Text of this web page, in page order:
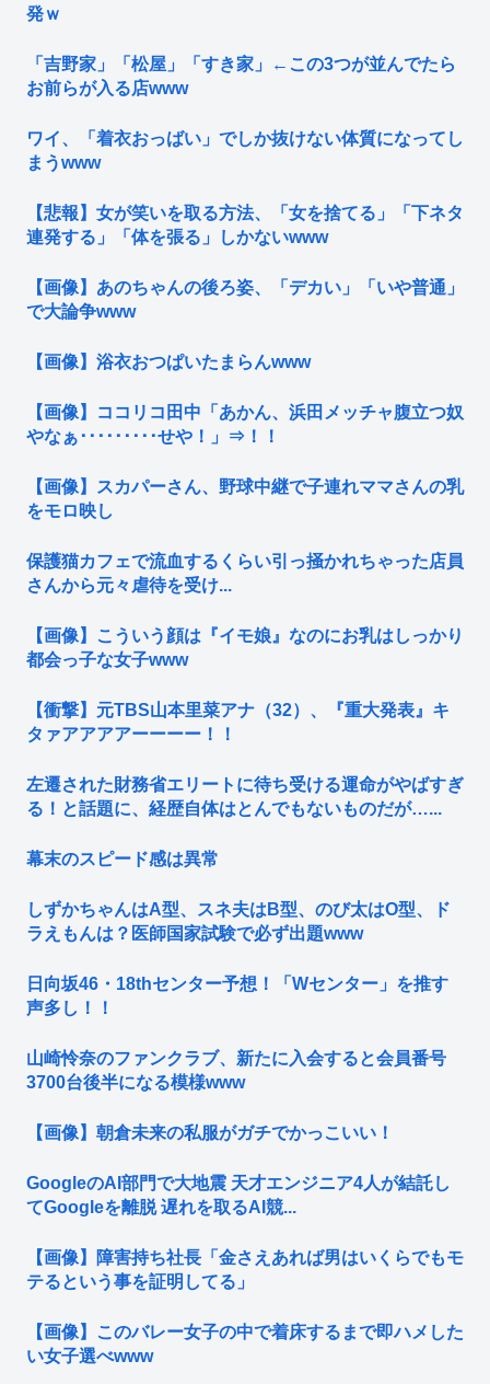
発ｗ
「吉野家」「松屋」「すき家」←この3つが並んでたら
お前らが入る店www
ワイ、「着衣おっばい」でしか抜けない体質になってし
まうwww
【悲報】女が笑いを取る方法、「女を捨てる」「下ネタ
連発する」「体を張る」しかないwww
【画像】あのちゃんの後ろ姿、「デカい」「いや普通」
で大論争www
【画像】浴衣おつぱいたまらんwww
【画像】ココリコ田中「あかん、浜田メッチャ腹立つ奴
やなぁ･････････せや！」⇒！！
【画像】スカパーさん、野球中継で子連れママさんの乳
をモロ映し
保護猫カフェで流血するくらい引っ掻かれちゃった店員
さんから元々虐待を受け...
【画像】こういう顔は『イモ娘』なのにお乳はしっかり
都会っ子な女子www
【衝撃】元TBS山本里菜アナ（32）、『重大発表』キ
タァアアアアーーーー！！
左遷された財務省エリートに待ち受ける運命がやばすぎ
る！と話題に、経歴自体はとんでもないものだが…...
幕末のスピード感は異常
しずかちゃんはA型、スネ夫はB型、のび太はO型、ド
ラえもんは？医師国家試験で必ず出題www
日向坂46・18thセンター予想！「Wセンター」を推す
声多し！！
山崎怜奈のファンクラブ、新たに入会すると会員番号
3700台後半になる模様www
【画像】朝倉未来の私服がガチでかっこいい！
GoogleのAI部門で大地震 天才エンジニア4人が結託し
てGoogleを離脱 遅れを取るAI競...
【画像】障害持ち社長「金さえあれば男はいくらでもモ
テるという事を証明してる」
【画像】このバレー女子の中で着床するまで即ハメした
い女子選べwww